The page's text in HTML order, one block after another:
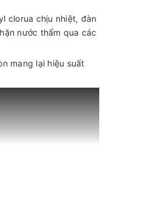
clorua chịu nhiệt, đàn
nước thấm qua các
mang lại hiệu suất